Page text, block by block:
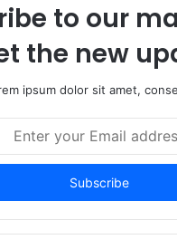
to our
the new
ipsum dolor sit amet,